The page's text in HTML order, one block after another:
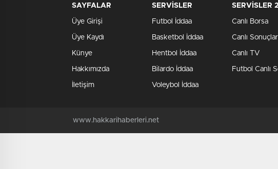
SAYFALAR
Üye Girişi
Üye Kaydı
Künye
Hakkımızda
İletişim
SERVİSLER
Futbol İddaa
Basketbol İddaa
Hentbol İddaa
Bilardo İddaa
Voleybol İddaa
SERVİSLER 2
Canlı Borsa
Canlı Sonuçlar
Canlı TV
Futbol Canlı
www.hakkarihaberleri.net